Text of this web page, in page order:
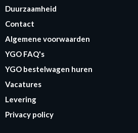
Duurzaamheid
Contact
Algemene voorwaarden
YGO FAQ's
YGO bestelwagen huren
Vacatures
Levering
Privacy policy